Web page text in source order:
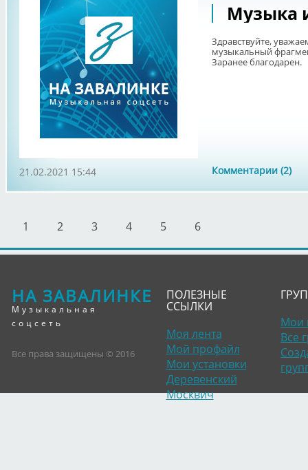
Музыка
Здравствуйте,
музыкальный
Заранее благодарен.
Комментарии (2)
21.02.2021 15:44
1 2 3 4 5 6
НА ЗАВАЛИНКЕ
Музыкальная
соцсеть
Все права защищены © 2016
ПОЛЕЗНЫЕ
ССЫЛКИ
Моя лента
Мой профайл
Мои установки
Деревенский
Москвич
Мои
Все